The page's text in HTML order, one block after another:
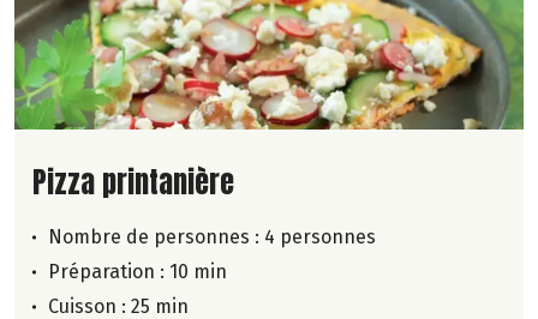
Lire la suite de la recette
Pizza printanière
Nombre de personnes : 4 personnes
Préparation : 10 min
Cuisson : 25 min